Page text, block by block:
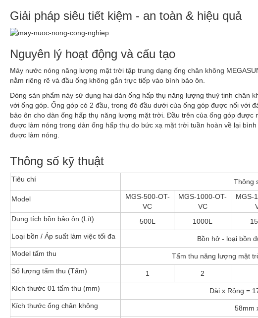
Giải pháp siêu tiết kiệm - an toàn & hiệu quả
Nguyên lý hoạt động và cấu tạo
Máy nước nóng năng lượng mặt trời tập trung dạng ống chân không
nằm riêng rẽ và đầu ống không gắn trực tiếp vào bình bảo ôn.
Dòng sản phẩm này sử dụng hai dàn ống hấp thụ năng lượng thuỷ tinh chân
với ống góp. Ống góp có 2 đầu, trong đó đầu dưới của ống góp được nối với
bảo ôn cho dàn ống hấp thụ năng lượng mặt trời. Đầu trên của ống góp
được làm nóng trong dàn ống hấp thụ do bức xạ mặt trời tuần hoàn về lại
được làm nóng.
Thông số kỹ thuật
Tiêu chí Thông
Model
MGS-500-OT-
VC
MGS-1000-OT-
VC
MGS-
Dung tích bồn bảo ôn (Lít)
500L 1000L
Loại bồn / Áp suất làm việc tối đa
Bồn hở - loại bồn
Model tấm thu
Tấm thu năng lượng mặt
Số lượng tấm thu (Tấm)
1 2
Kích thước 01 tấm thu (mm)
Dài x Rộng =
Kích thước ống chân không
58mm